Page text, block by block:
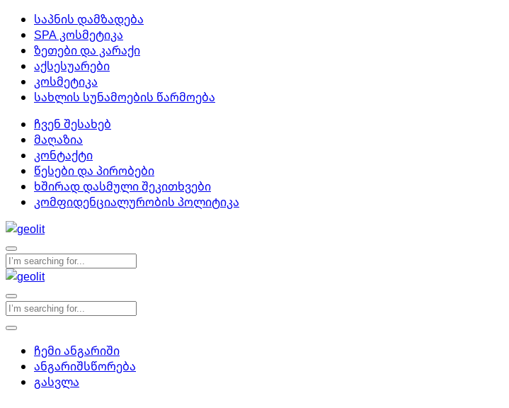
საპნის დამზადება
SPA კოსმეტიკა
ზეთები და კარაქი
აქსესუარები
კოსმეტიკა
სახლის სუნამოების წარმოება
ჩვენ შესახებ
მაღაზია
კონტაქტი
წესები და პირობები
ხშირად დასმული შეკითხვები
კომფიდენციალურობის პოლიტიკა
ჩემი ანგარიში
ანგარიშსწორება
გასვლა